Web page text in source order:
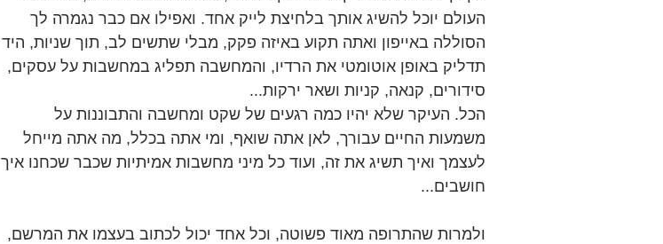
העולם יוכל להשיג אותך בלחיצת לייק אחד. ואפילו אם כבר נגמרה לך
הסוללה באייפון ואתה תקוע באיזה פקק, מבלי שתשים לב, תוך שניות, היד
תדליק באופן אוטומטי את הרדיו, והמחשבה תפליג במחשבות על עסקים,
סידורים, קנאה, קניות ושאר ירקות...
הכל. העיקר שלא יהיו כמה רגעים של שקט ומחשבה והתבוננות על
משמעות החיים עבורך, לאן אתה שואף, ומי אתה בכלל, מה אתה מייחל
לעצמך ואיך תשיג את זה, ועוד כל מיני מחשבות אמיתיות שכבר שכחנו איך
חושבים...
ולמרות שהתרופה מאוד פשוטה, וכל אחד יכול לכתוב בעצמו את המרשם,